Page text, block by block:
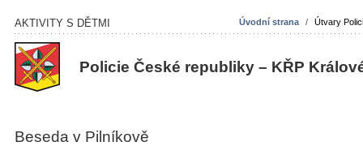
Úvodní strana / Útvary
AKTIVITY S DĚTMI
Policie České republiky – KŘP
Beseda v Pilníkově